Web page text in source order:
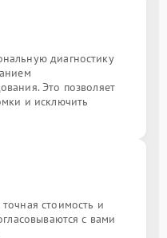
диагностику
Это позволяет
и исключить
стоимость и
с вами